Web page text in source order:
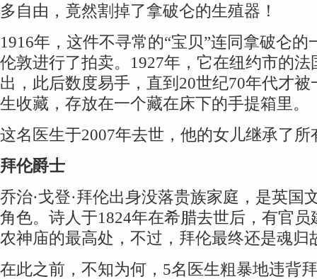
多自由，竟然割掉了拿破仑的生殖器！
1916年，这件不寻常的“宝贝”连同拿破仑的
伦敦进行了拍卖。1927年，它在纽约市的法
出，此后数度易手，直到20世纪70年代才
生收藏，存放在一个藏在床下的手提箱里。
这名医生于2007年去世，他的女儿继承了所
拜伦爵士
乔治·戈登·拜伦出身没落贵族家庭，是英国
角色。诗人于1824年在希腊去世后，有官
农神庙的最高处，不过，拜伦最终还是魂归
在此之前，不知为何，5名医生粗暴地违背